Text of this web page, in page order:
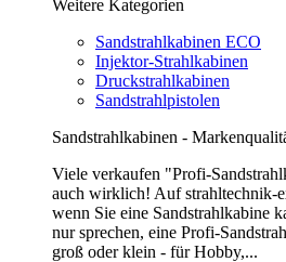
Weitere Kategorien
Sandstrahlkabinen ECO
Injektor-Strahlkabinen
Druckstrahlkabinen
Sandstrahlpistolen
Sandstrahlkabinen -
Viele verkaufen "Profi-
auch wirklich! Auf strahltechnik-
wenn Sie eine Sandstrahlkabine
nur sprechen, eine Profi-
groß oder klein - für Hobby,...